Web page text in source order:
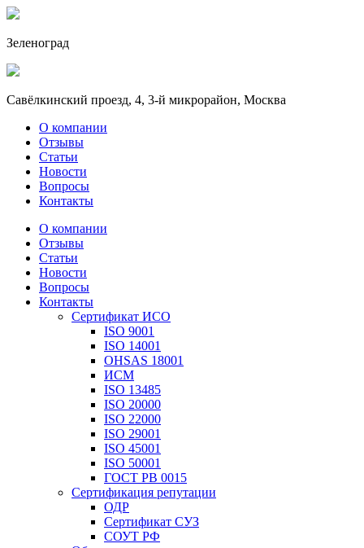
Зеленоград
Савёлкинский проезд, 4, 3-й микрорайон, Москва
О компании
Отзывы
Статьи
Новости
Вопросы
Контакты
О компании
Отзывы
Статьи
Новости
Вопросы
Контакты
Сертификат ИСО
ISO 9001
ISO 14001
OHSAS 18001
ИСМ
ISO 13485
ISO 20000
ISO 22000
ISO 29001
ISO 45001
ISO 50001
ГОСТ РВ 0015
Сертификация репутации
ОДР
Сертификат СУЗ
СОУТ РФ